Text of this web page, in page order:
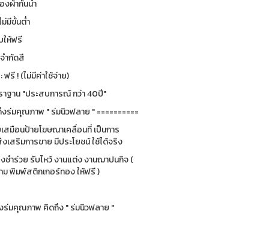
งผ้ากันน้ำ
มีขั้นต่ำ
ห้ฟรี
ำกัดสี
รี ! (ไม่มีค่าใช้จ่าย)
ฐาน "ประสบการณ์ กว่า 40ปี"
งร่มคุณภาพ " ร่มนิวฟลาย " ==========
สมือนป้ายโฆษณาเคลื่อนที่ เป็นการ
เสริมการขาย มีประโยชน์ ใช้ได้จริง
ชำร่วย รับไหว้ งานแต่ง งานฌาปนกิจ (
พิมพ์สติกเกอร์ทอง ให้ฟรี )
ร่มคุณภาพ คิดถึง " ร่มนิวฟลาย "